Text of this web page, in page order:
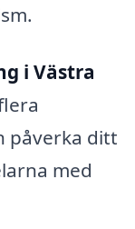
i Västra
påverka ditt
med